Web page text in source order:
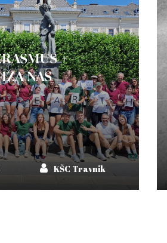
+
NAS
KŠC Travnik